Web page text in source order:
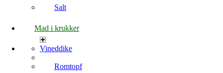
Salt
Mad i krukker
Vineddike
Romtopf